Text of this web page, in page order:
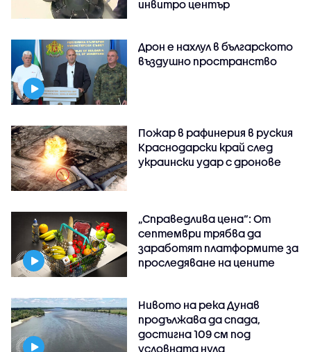
инвитро център
Дрон е нахлул в българското
въздушно пространство
Пожар в рафинерия в руския
Краснодарски край след
украински удар с дронове
„Справедлива цена“: От
септември трябва да
заработят платформите за
проследяване на цените
Нивото на река Дунав
продължава да спада,
достигна 109 см под
условната нула